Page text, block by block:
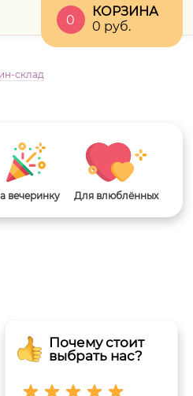
КОРЗИНА
0 руб.
0
склад
вечеринку Для влюблённых
Почему стоит
выбрать нас?